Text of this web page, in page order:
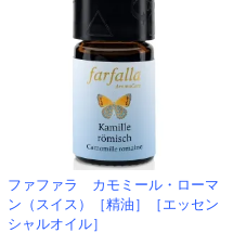
ファファラ カモミール・ローマ
ン（スイス）［精油］［エッセン
シャルオイル］